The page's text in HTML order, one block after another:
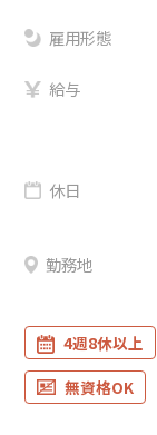
雇用形態
給与
休日
勤務地
4週8休以上
無資格OK